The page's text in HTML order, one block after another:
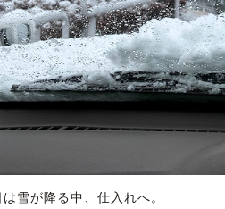
雪が降る中、仕入れへ。